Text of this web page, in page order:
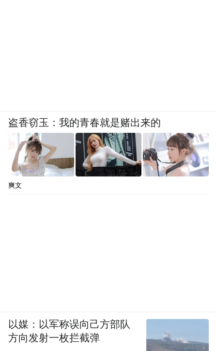
盗香窃玉：我的青春就是赌出来的
爽文
以媒：以军称误向己方部队
方向发射一枚拦截弹